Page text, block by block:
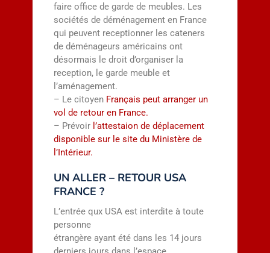
faire office de garde de meubles. Les
sociétés de déménagement en France
qui peuvent receptionner les cateners
de déménageurs américains ont
désormais le droit d’organiser la
reception, le garde meuble et
l’aménagement.
– Le citoyen Français peut arranger un
vol de retour en France.
– Prévoir l’attestaion de déplacement
disponible sur le site du Ministère de
l’Intérieur.
UN ALLER – RETOUR USA
FRANCE ?
L’entrée qux USA est interdite à toute
personne
étrangère ayant été dans les 14 jours